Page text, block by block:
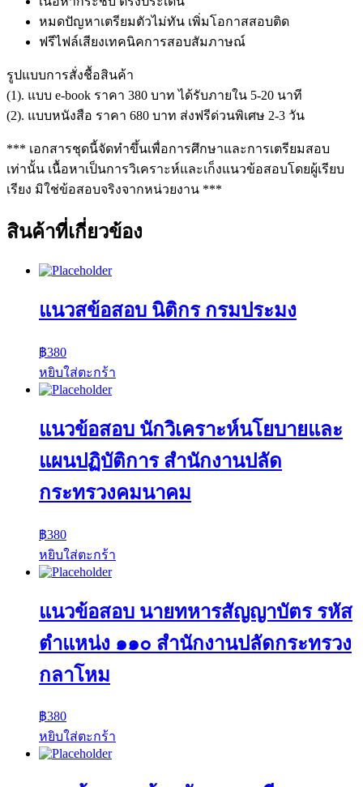
หมดปัญหาเตรียมตัวไม่ทัน เพิ่มโอกาสสอบติด
ฟรีไฟล์เสียงเทคนิคการสอบสัมภาษณ์
รูปแบบการสั่งชื้อสินค้า
(1). แบบ e-book ราคา 380 บาท ได้รับภายใน 5-20 นาที
(2). แบบหนังสือ ราคา 680 บาท ส่งฟรีด่วนพิเศษ 2-3 วัน
*** เอกสารชุดนี้จัดทำขึ้นเพื่อการศึกษาและการเตรียมสอบ
เท่านั้น เนื้อหาเป็นการวิเคราะห์และเก็งแนวข้อสอบโดยผู้เรียบ
เรียง มิใช่ข้อสอบจริงจากหน่วยงาน ***
สินค้าที่เกี่ยวข้อง
แนวสข้อสอบ นิติกร กรมประมง
฿380
หยิบใส่ตะกร้า
แนวข้อสอบ นักวิเคราะห์นโยบายและ
แผนปฏิบัติการ สำนักงานปลัด
กระทรวงคมนาคม
฿380
หยิบใส่ตะกร้า
แนวข้อสอบ นายทหารสัญญาบัตร รหัส
ตำแหน่ง ๑๑๐ สำนักงานปลัดกระทรวง
กลาโหม
฿380
หยิบใส่ตะกร้า